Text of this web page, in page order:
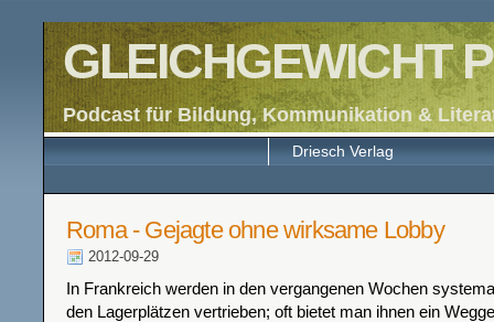
GLEICHGEWICHT
Podcast für Bildung, Kommunikation &
Driesch Verlag
Roma - Gejagte ohne wirksame Lobby
2012-09-29
In Frankreich werden in den vergangenen Wochen
den Lagerplätzen vertrieben; oft bietet man ihnen ein